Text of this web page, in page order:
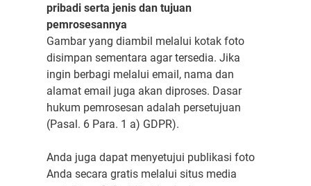
pribadi serta jenis dan tujuan
pemrosesannya
Gambar yang diambil melalui kotak foto
disimpan sementara agar tersedia. Jika
ingin berbagi melalui email, nama dan
alamat email juga akan diproses. Dasar
hukum pemrosesan adalah persetujuan
(Pasal. 6 Para. 1 a) GDPR).
Anda juga dapat menyetujui publikasi foto
Anda secara gratis melalui situs media